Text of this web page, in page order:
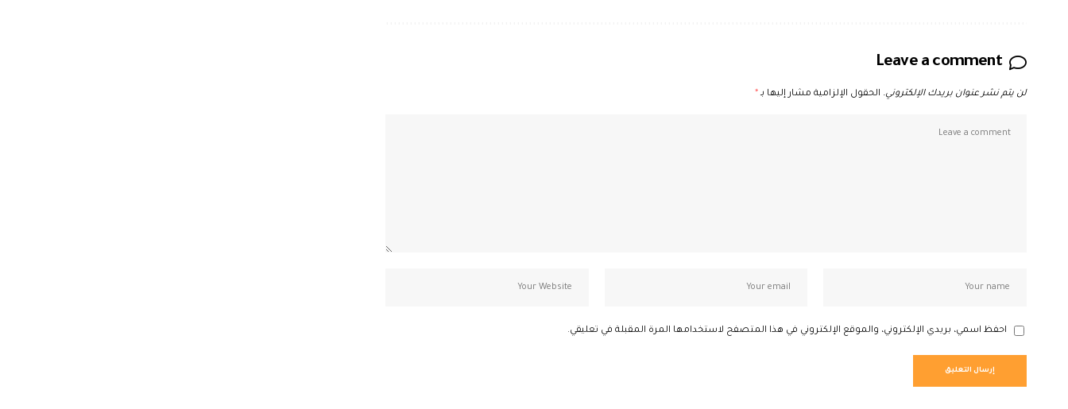
Leave a comment
لن يتم نشر عنوان بريدك الإلكتروني. الحقول الإلزامية مشار إليها بـ*
احفظ اسمي، بريدي الإلكتروني، والموقع الإلكتروني في هذا المتصفح لاستخدامها المرة المقبلة في تعليقي.